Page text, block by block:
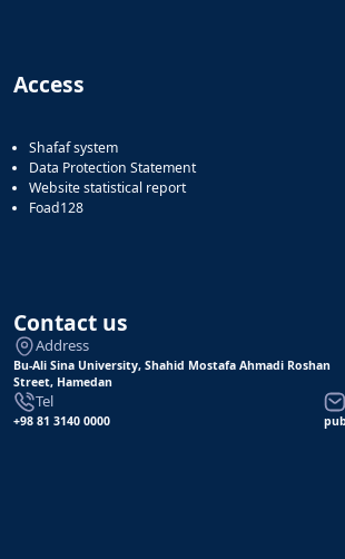
Access
Shafaf system
Data Protection Statement
Website statistical report
Foad128
Contact us
Address
Bu-Ali Sina University, Shahid Mostafa Ahmadi Roshan
Street, Hamedan
Tel
+98 81 3140 0000